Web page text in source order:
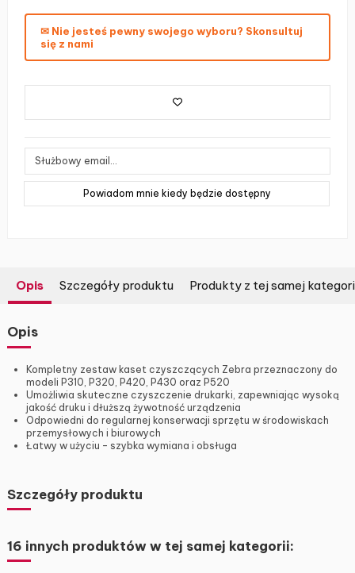
✉ Nie jesteś pewny swojego wyboru? Skonsultuj
się z nami
Opis Szczegóły produktu Produkty z tej samej
Opis
Kompletny zestaw kaset czyszczących Zebra przeznaczony do
modeli P310, P320, P420, P430 oraz P520
Umożliwia skuteczne czyszczenie drukarki, zapewniając wysoką
jakość druku i dłuższą żywotność urządzenia
Odpowiedni do regularnej konserwacji sprzętu w środowiskach
przemysłowych i biurowych
Łatwy w użyciu – szybka wymiana i obsługa
Szczegóły produktu
16 innych produktów w tej samej kategorii: